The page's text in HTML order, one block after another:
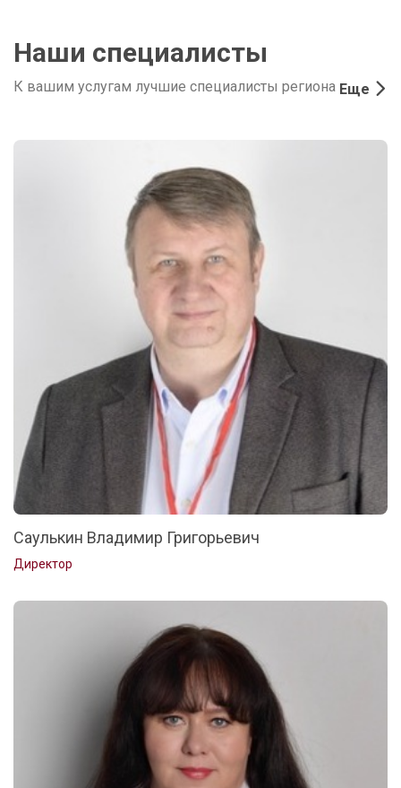
Наши специалисты
К вашим услугам лучшие специалисты региона Еще
Саулькин Владимир Григорьевич
Директор